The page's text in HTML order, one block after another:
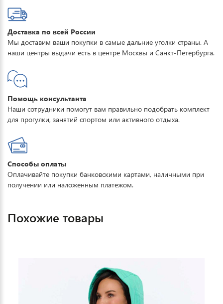
Доставка по всей России
Мы доставим ваши покупки в самые дальние уголки страны. А
наши центры выдачи есть в центре Москвы и Санкт-Петербурга.
Помощь консультанта
Наши сотрудники помогут вам правильно подобрать комплект
для прогулки, занятий спортом или активного отдыха.
Способы оплаты
Оплачивайте покупки банковскими картами, наличными при
получении или наложенным платежом.
Похожие товары